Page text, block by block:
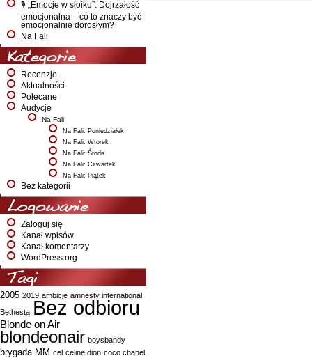
🎙️ „Emocje w słoiku”: Dojrzałość
emocjonalna – co to znaczy być
emocjonalnie dorosłym?
Na Fali
Kategorie
Recenzje
Aktualności
Polecane
Audycje
Na Fali
Na Fali: Poniedziałek
Na Fali: Wtorek
Na Fali: Środa
Na Fali: Czwartek
Na Fali: Piątek
Bez kategorii
Logowanie
Zaloguj się
Kanał wpisów
Kanał komentarzy
WordPress.org
Tagi
2005 2019 ambicje amnesty international
Bethesta Bez odbioru
Blonde on Air
blondeonair boysbandy
brygada MM cel celine dion coco chanel